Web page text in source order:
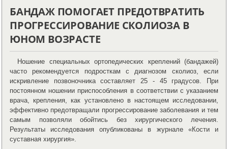
БАНДАЖ ПОМОГАЕТ ПРЕДОТВРАТИТЬ
ПРОГРЕССИРОВАНИЕ СКОЛИОЗА В
ЮНОМ ВОЗРАСТЕ
Ношение специальных ортопедических креплений (бандажей)
часто рекомендуется подросткам с диагнозом сколиоз, если
искривление позвоночника составляет 25 - 45 градусов. При
постоянном ношении приспособления в соответствии с указанием
врача, крепления, как установлено в настоящем исследовании,
эффективно предотвращали прогрессирование заболевания и тем
самым позволяли обойтись без хирургического лечения.
Результаты исследования опубликованы в журнале «Кости и
суставная хирургия».